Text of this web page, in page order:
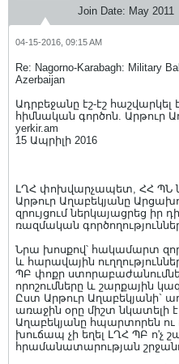
Join Date: May 2011
04-15-2016, 09:15 AM
Re: Nagorno-Karabagh: Military
Azerbaijan
Ադրբեջանը էշ-էշ
հիմնական գործոն. Արթուր
yerkir.am
15 Ապրիլի 2016
ԼՂՀ փոխվարչապետ, ՀՀ
Արթուր Աղաբեկյանը
զրույցում ներկայացրեց իր
ռազմական
Նրա խոսքով՝ հակամարտ
և հարավային
ՊԲ փոքր
որոշումները և շարքային
Ըստ Արթուր Աղաբեկյանի`
առաջին օրը միշտ նկատելի
Աղաբեկյանը հպարտորեն ու
խուճապ չի եղել ԼՂՀ ՊԲ ո'չ
հրամանատարության